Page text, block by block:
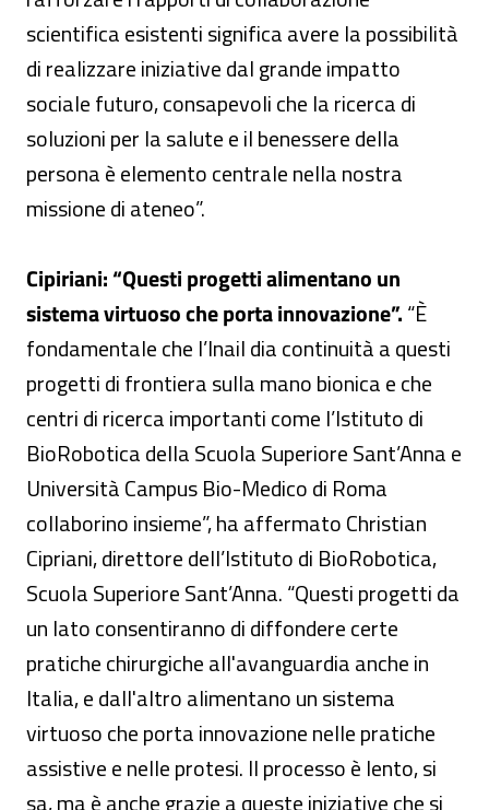
scientifica esistenti significa avere la possibilità
di realizzare iniziative dal grande impatto
sociale futuro, consapevoli che la ricerca di
soluzioni per la salute e il benessere della
persona è elemento centrale nella nostra
missione di ateneo”.
Cipiriani: “Questi progetti alimentano un
sistema virtuoso che porta innovazione”.“È
fondamentale che l’Inail dia continuità a questi
progetti di frontiera sulla mano bionica e che
centri di ricerca importanti come l’Istituto di
BioRobotica della Scuola Superiore Sant’Anna e
Università Campus Bio-Medico di Roma
collaborino insieme”, ha affermato Christian
Cipriani, direttore dell’Istituto di BioRobotica,
Scuola Superiore Sant’Anna. “Questi progetti da
un lato consentiranno di diffondere certe
pratiche chirurgiche all'avanguardia anche in
Italia, e dall'altro alimentano un sistema
virtuoso che porta innovazione nelle pratiche
assistive e nelle protesi. Il processo è lento, si
sa, ma è anche grazie a queste iniziative che si